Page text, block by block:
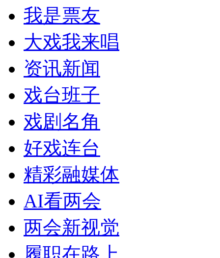
我是票友
大戏我来唱
资讯新闻
戏台班子
戏剧名角
好戏连台
精彩融媒体
AI看两会
两会新视觉